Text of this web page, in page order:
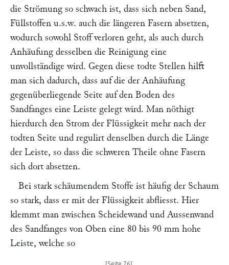
die Strömung so schwach ist, dass sich neben Sand,
Füllstoffen u.s.w. auch die längeren Fasern absetzen,
wodurch sowohl Stoff verloren geht, als auch durch
Anhäufung desselben die Reinigung eine
unvollständige wird. Gegen diese todte Stellen hilft
man sich dadurch, dass auf die der Anhäufung
gegenüberliegende Seite auf den Boden des
Sandfanges eine Leiste gelegt wird. Man nöthigt
hierdurch den Strom der Flüssigkeit mehr nach der
todten Seite und regulirt denselben durch die Länge
der Leiste, so dass die schweren Theile ohne Fasern
sich dort absetzen.
Bei stark schäumendem Stoffe ist häufig der Schaum
so stark, dass er mit der Flüssigkeit abfliesst. Hier
klemmt man zwischen Scheidewand und Aussenwand
des Sandfanges von Oben eine 80 bis 90 mm hohe
Leiste, welche so